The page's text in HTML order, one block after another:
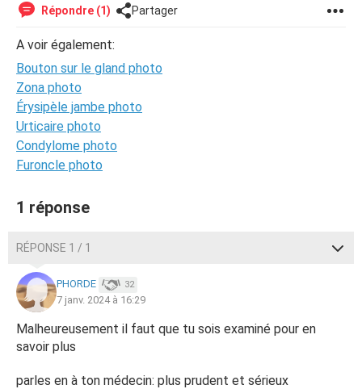
Répondre (1) Partager
A voir également:
Bouton sur le gland photo
Zona photo
Érysipèle jambe photo
Urticaire photo
Condylome photo
Furoncle photo
1 réponse
RÉPONSE 1 / 1
PHORDE 32
7 janv. 2024 à 16:29
Malheureusement il faut que tu sois examiné pour en
savoir plus
parles en à ton médecin: plus prudent et sérieux